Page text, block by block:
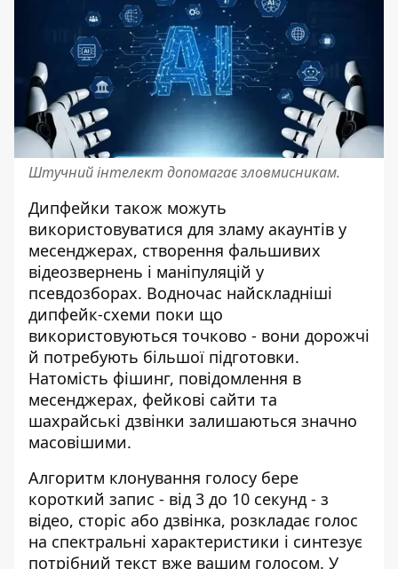
Штучний інтелект допомагає зловмисникам.
Дипфейки також можуть
використовуватися для зламу акаунтів у
месенджерах, створення фальшивих
відеозвернень і маніпуляцій у
псевдозборах. Водночас найскладніші
дипфейк-схеми поки що
використовуються точково - вони дорожчі
й потребують більшої підготовки.
Натомість фішинг, повідомлення в
месенджерах, фейкові сайти та
шахрайські дзвінки залишаються значно
масовішими.
Алгоритм клонування голосу бере
короткий запис - від 3 до 10 секунд - з
відео, сторіс або дзвінка, розкладає голос
на спектральні характеристики і синтезує
потрібний текст вже вашим голосом. У